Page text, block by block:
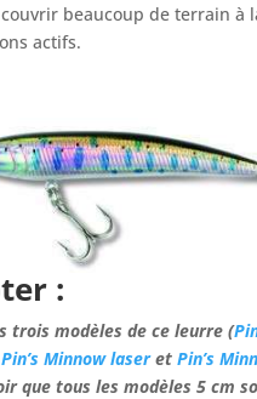
beaucoup de terrain à
actifs.
:
trois modèles de ce leurre (
Pin’s Minnow laseret Pin’s
que tous les modèles 5 cm